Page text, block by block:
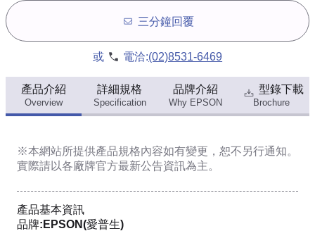
三分鐘回覆
或 電洽:(02)8531-6469
產品介紹
Overview
詳細規格
Specification
品牌介紹
Why EPSON
型錄下載
Brochure
※本網站所提供產品規格內容如有變更，恕不另行通知。
實際請以各廠牌官方最新公告資訊為主。
產品基本資訊
品牌:EPSON(愛普生)